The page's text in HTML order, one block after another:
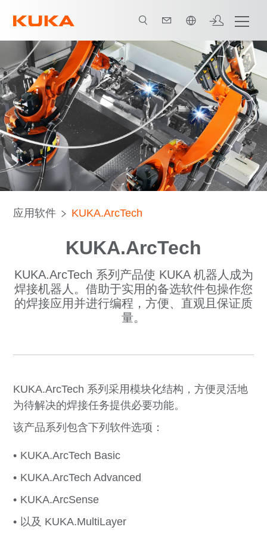
提供支持的软件
中文 / Chinese
应用软件 KUKA.ArcTech
KUKA.ArcTech
KUKA.ArcTech 系列产品使 KUKA 机器人成为
焊接机器人。借助于实用的备选软件包操作您
的焊接应用并进行编程，方便、直观且保证质
量。
KUKA.ArcTech 系列采用模块化结构，方便灵活地
为待解决的焊接任务提供必要功能。
该产品系列包含下列软件选项：
KUKA.ArcTech Basic
KUKA.ArcTech Advanced
KUKA.ArcSense
以及 KUKA.MultiLayer